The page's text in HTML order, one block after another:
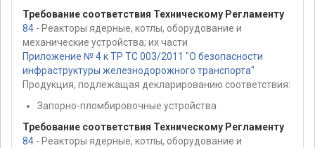
Требование соответствия Техническому Регламенту
84 - Реакторы ядерные, котлы, оборудование и
механические устройства; их части
Приложение № 4 к ТР ТС 003/2011 "О безопасности
инфраструктуры железнодорожного транспорта"
Продукция, подлежащая декларированию соответствия:
Запорно-пломбировочные устройства
Требование соответствия Техническому Регламенту
84 - Реакторы ядерные, котлы, оборудование и